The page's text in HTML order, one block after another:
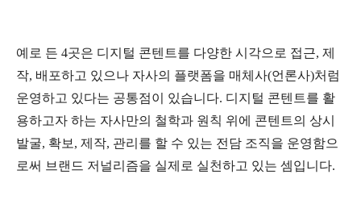
예로 든 4곳은 디지털 콘텐트를 다양한 시각으로 접근, 제
작, 배포하고 있으나 자사의 플랫폼을 매체사(언론사)처럼
운영하고 있다는 공통점이 있습니다. 디지털 콘텐트를 활
용하고자 하는 자사만의 철학과 원칙 위에 콘텐트의 상시
발굴, 확보, 제작, 관리를 할 수 있는 전담 조직을 운영함으
로써 브랜드 저널리즘을 실제로 실천하고 있는 셈입니다.